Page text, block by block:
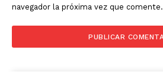
navegador la próxima vez que comente.